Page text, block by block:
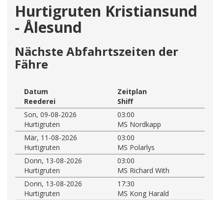
Hurtigruten Kristiansund
- Ålesund
Nächste Abfahrtszeiten der
Fähre
Datum
Zeitplan
Reederei
Shiff
Son, 09-08-2026
03:00
Hurtigruten
MS Nordkapp
Mär, 11-08-2026
03:00
Hurtigruten
MS Polarlys
Donn, 13-08-2026
03:00
Hurtigruten
MS Richard With
Donn, 13-08-2026
17:30
Hurtigruten
MS Kong Harald